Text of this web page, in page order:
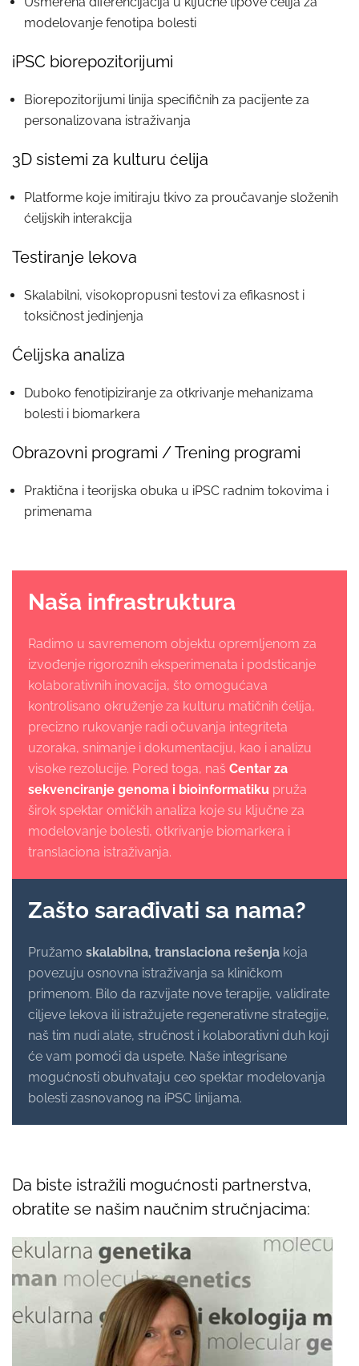
modelovanje fenotipa bolesti
iPSC biorepozitorijumi
Biorepozitorijumi linija specifičnih za pacijente za
personalizovana istraživanja
3D sistemi za kulturu ćelija
Platforme koje imitiraju tkivo za proučavanje složenih
ćelijskih interakcija
Testiranje lekova
Skalabilni, visokopropusni testovi za efikasnost i
toksičnost jedinjenja
Ćelijska analiza
Duboko fenotipiziranje za otkrivanje mehanizama
bolesti i biomarkera
Obrazovni programi / Trening programi
Praktična i teorijska obuka u iPSC radnim tokovima i
primenama
Naša infrastruktura
Radimo u savremenom objektu opremljenom za
izvođenje rigoroznih eksperimenata i podsticanje
kolaborativnih inovacija, što omogućava
kontrolisano okruženje za kulturu matičnih ćelija,
precizno rukovanje radi očuvanja integriteta
uzoraka, snimanje i dokumentaciju, kao i analizu
visoke rezolucije. Pored toga, naš Centar za
sekvenciranje genoma i bioinformatiku pruža
širok spektar omičkih analiza koje su ključne za
modelovanje bolesti, otkrivanje biomarkera i
translaciona istraživanja.
Zašto sarađivati sa nama?
Pružamo skalabilna, translaciona rešenja koja
povezuju osnovna istraživanja sa kliničkom
primenom. Bilo da razvijate nove terapije, validirate
ciljeve lekova ili istražujete regenerativne strategije,
naš tim nudi alate, stručnost i kolaborativni duh koji
će vam pomoći da uspete. Naše integrisane
mogućnosti obuhvataju ceo spektar modelovanja
bolesti zasnovanog na iPSC linijama.
Da biste istražili mogućnosti partnerstva,
obratite se našim naučnim stručnjacima: